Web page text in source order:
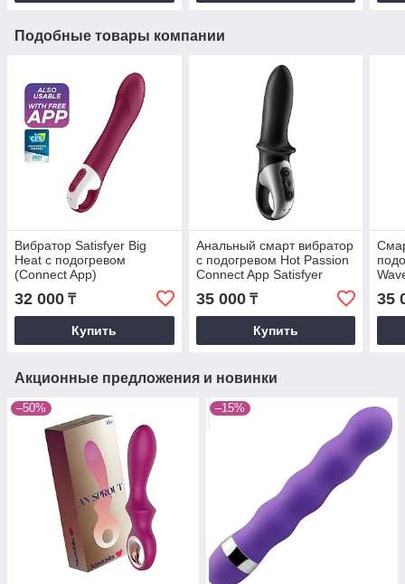
Подобные товары компании
Вибратор Satisfyer Big
Heat с подогревом
(Connect App)
32 000 ₸
Купить
Анальный смарт вибратор
с подогревом Hot Passion
Connect App Satisfyer
35 000₸
Купить
35
Акционные предложения и новинки
–50% –15%